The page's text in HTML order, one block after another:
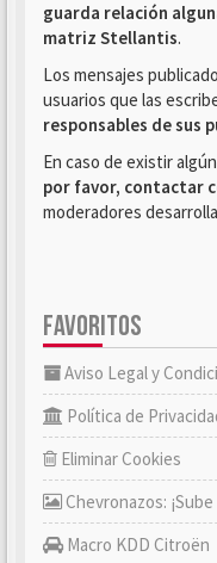
guarda relación
matriz Stellantis.
Los mensajes
usuarios que las
responsables de sus
En caso de existir
por favor, contactar
moderadores
FAVORITOS
Aviso Legal y
Política de
Eliminar Cookies
Chevronazos:
Macro KDD Citroën